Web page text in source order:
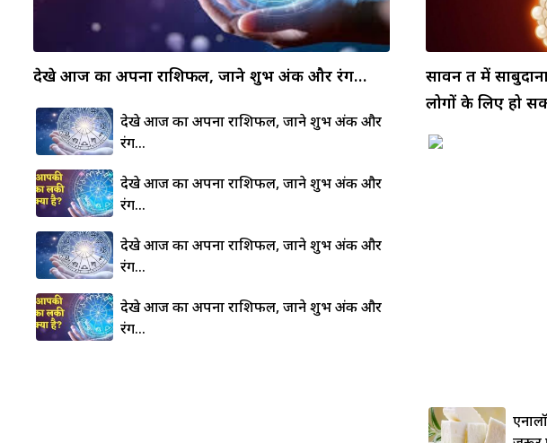
देखे आज का अपना राशिफल, जाने शुभ अंक और रंग…
देखे आज का अपना राशिफल, जाने शुभ अंक और
रंग…
देखे आज का अपना राशिफल, जाने शुभ अंक और
रंग…
देखे आज का अपना राशिफल, जाने शुभ अंक और
रंग…
देखे आज का अपना राशिफल, जाने शुभ अंक और
रंग…
सावन व्रत में
लोगों के लिए हो